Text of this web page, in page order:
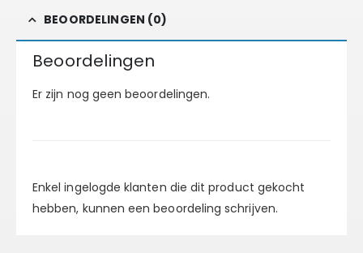
BEOORDELINGEN (0)
Beoordelingen
Er zijn nog geen beoordelingen.
Enkel ingelogde klanten die dit product gekocht
hebben, kunnen een beoordeling schrijven.